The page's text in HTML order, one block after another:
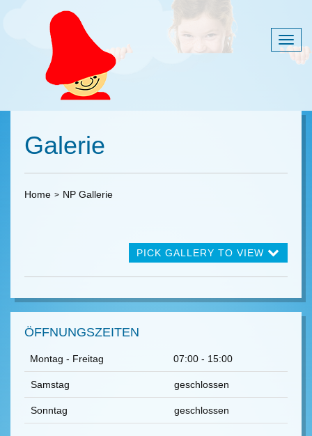
Galerie
Home NP Gallerie
PICK GALLERY TO VIEW
ÖFFNUNGSZEITEN
Montag - Freitag 07:00 - 15:00
Samstag geschlossen
Sonntag geschlossen